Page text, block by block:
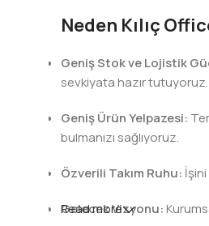
Neden Kılıç
Geniş Stok ve Lojistik
sevkiyata hazır tutuyoruz.
Geniş Ürün Yelpazesi:
bulmanızı sağlıyoruz.
Özverili Takım Ruhu:
Gelecek Vizyonu:
Read more